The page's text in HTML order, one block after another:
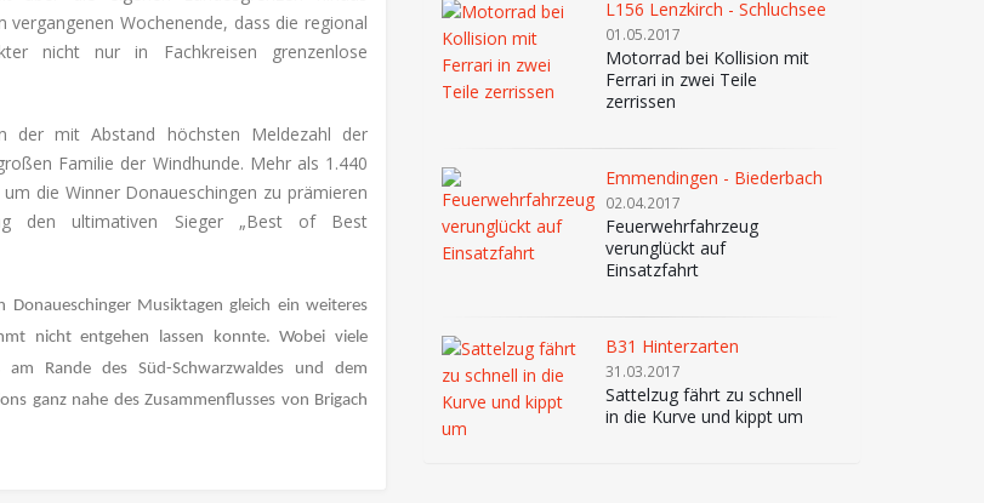
Wochenende, dass die regional
nicht nur in Fachkreisen grenzenlose
der mit Abstand höchsten Meldezahl der
Familie der Windhunde. Mehr als 1.440
die Winner Donaueschingen zu prämieren
den ultimativen Sieger „Best of Best
Musiktagen gleich ein weiteres
nicht entgehen lassen konnte. Wobei viele
Rande des Süd-Schwarzwaldes und dem
ganz nahe des Zusammenflusses von Brigach
L156 Lenzkirch - Schluchsee
01.05.2017
Motorrad bei Kollision mit
Ferrari in zwei Teile
zerrissen
Emmendingen - Biederbach
02.04.2017
Feuerwehrfahrzeug
verunglückt auf
Einsatzfahrt
B31 Hinterzarten
31.03.2017
Sattelzug fährt zu schnell
in die Kurve und kippt um